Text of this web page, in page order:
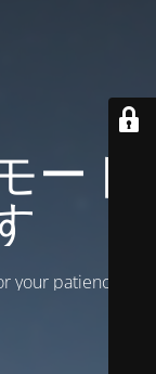
ード
your patience!